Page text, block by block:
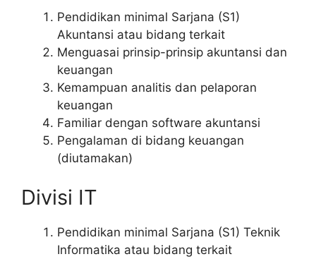
Pendidikan minimal Sarjana (S1)
Akuntansi atau bidang terkait
Menguasai prinsip-prinsip akuntansi dan
keuangan
Kemampuan analitis dan pelaporan
keuangan
Familiar dengan software akuntansi
Pengalaman di bidang keuangan
(diutamakan)
Divisi IT
Pendidikan minimal Sarjana (S1) Teknik
Informatika atau bidang terkait